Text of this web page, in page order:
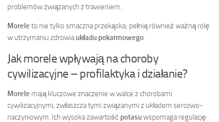
problemów związanych z trawieniem.
Morele to nie tylko smaczna przekąska; pełnią również ważną rolę
w utrzymaniu zdrowiaukładu pokarmowego.
Jak morele wpływają na choroby
cywilizacyjne – profilaktyka i działanie?
Morele mają kluczowe znaczenie w walce z chorobami
cywilizacyjnymi, zwłaszcza tymi związanymi z układem sercowo-
naczyniowym. Ich wysoka zawartość potasuwspomaga regulację